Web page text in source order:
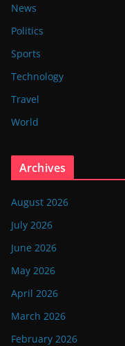
News
Politics
Sports
Technology
Travel
World
Archives
August 2026
July 2026
June 2026
May 2026
April 2026
March 2026
February 2026